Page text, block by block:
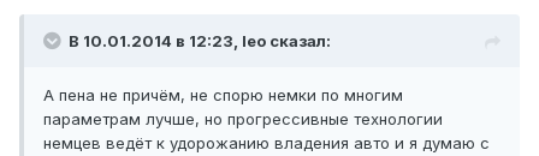
В 10.01.2014 в 12:23, leo сказал:
А пена не причём, не спорю немки по многим
параметрам лучше, но прогрессивные технологии
немцев ведёт к удорожанию владения авто и я думаю с